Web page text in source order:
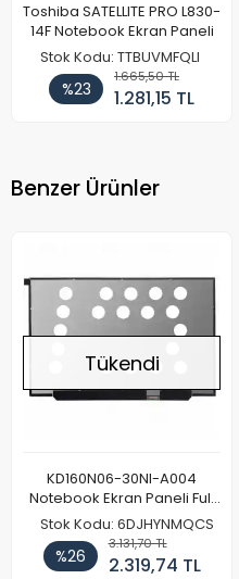
Toshiba SATELLITE PRO L830-
14F Notebook Ekran Paneli
Stok Kodu: TTBUVMFQLI
%23
1.665,50 TL
1.281,15 TL
Benzer Ürünler
Tükendi
KD160N06-30NI-A004
Notebook Ekran Paneli Full
HD
Stok Kodu: 6DJHYNMQCS
%26
3.131,70 TL
2.319,74 TL